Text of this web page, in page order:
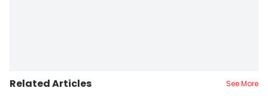
Related Articles See More